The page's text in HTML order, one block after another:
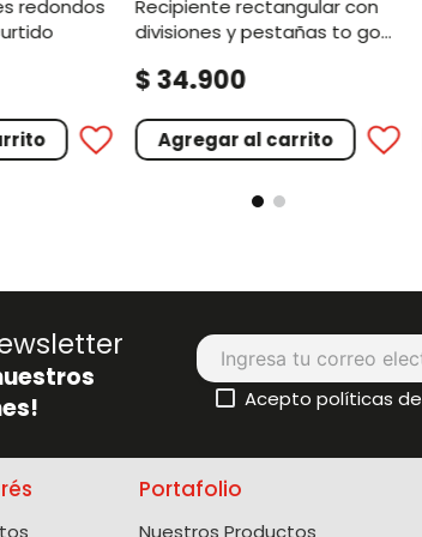
recipiente rectangular con
divisiones y pestañas to go
$ 34.900
Agregar al carrito
Acepto políticas de
Portafolio
Nuestros Productos